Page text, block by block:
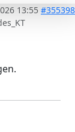
13:55 #355398